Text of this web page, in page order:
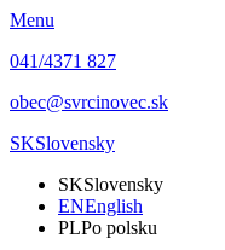
Menu
041/4371 827
obec@svrcinovec.sk
SKSlovensky
SKSlovensky
ENEnglish
PLPo polsku